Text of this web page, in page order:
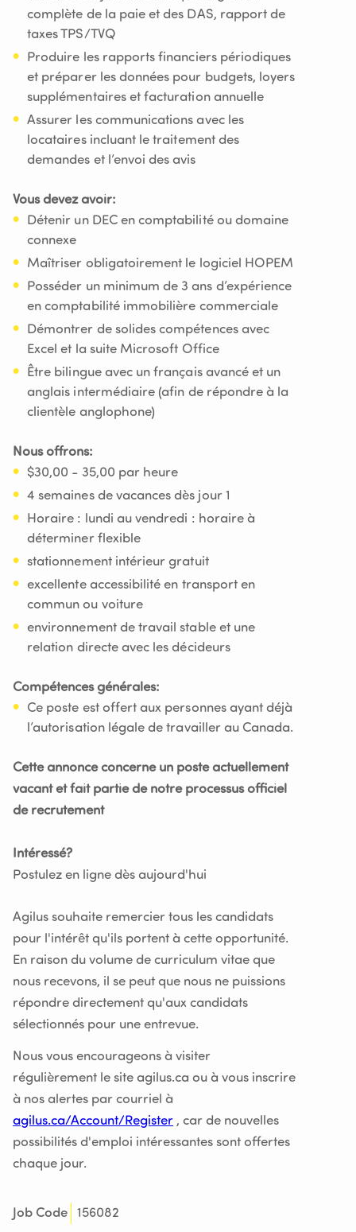
complète de la paie et des DAS, rapport de
taxes TPS/TVQ
Produire les rapports financiers périodiques
et préparer les données pour budgets, loyers
supplémentaires et facturation annuelle
Assurer les communications avec les
locataires incluant le traitement des
demandes et l’envoi des avis
Vous devez avoir:
Détenir un DEC en comptabilité ou domaine
connexe
Maîtriser obligatoirement le logiciel HOPEM
Posséder un minimum de 3 ans d’expérience
en comptabilité immobilière commerciale
Démontrer de solides compétences avec
Excel et la suite Microsoft Office
Être bilingue avec un français avancé et un
anglais intermédiaire (afin de répondre à la
clientèle anglophone)
Nous offrons:
$30,00 - 35,00 par heure
4 semaines de vacances dès jour 1
Horaire : lundi au vendredi : horaire à
déterminer flexible
stationnement intérieur gratuit
excellente accessibilité en transport en
commun ou voiture
environnement de travail stable et une
relation directe avec les décideurs
Compétences générales:
Ce poste est offert aux personnes ayant déjà
l’autorisation légale de travailler au Canada.
Cette annonce concerne un poste actuellement
vacant et fait partie de notre processus officiel
de recrutement
Intéressé?
Postulez en ligne dès aujourd'hui
Agilus souhaite remercier tous les candidats
pour l'intérêt qu'ils portent à cette opportunité.
En raison du volume de curriculum vitae que
nous recevons, il se peut que nous ne puissions
répondre directement qu'aux candidats
sélectionnés pour une entrevue.
Nous vous encourageons à visiter
régulièrement le site agilus.ca ou à vous inscrire
à nos alertes par courriel à
agilus.ca/Account/Register , car de nouvelles
possibilités d'emploi intéressantes sont offertes
chaque jour.
Job Code 156082